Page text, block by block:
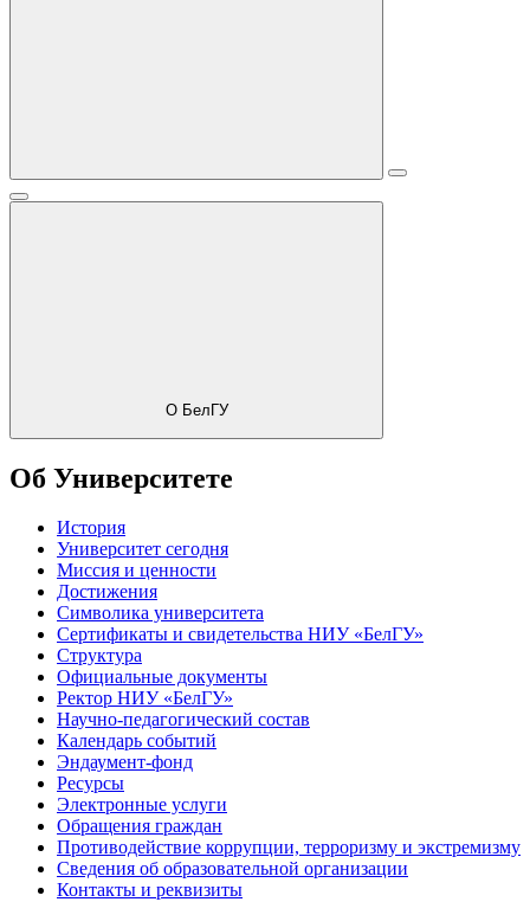
О БелГУ
Об Университете
История
Университет сегодня
Миссия и ценности
Достижения
Символика университета
Сертификаты и свидетельства НИУ «БелГУ»
Структура
Официальные документы
Ректор НИУ «БелГУ»
Научно-педагогический состав
Календарь событий
Эндаумент-фонд
Ресурсы
Электронные услуги
Обращения граждан
Противодействие коррупции, терроризму и экстремизму
Сведения об образовательной организации
Контакты и реквизиты